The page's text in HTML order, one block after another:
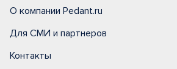
О компании Pedant.ru
Для СМИ и партнеров
Контакты